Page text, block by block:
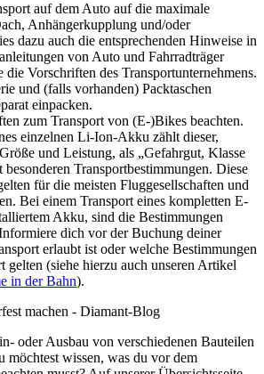
auf dem Auto auf die maximale
Anhängerkupplung und/oder
dazu auch die entsprechenden Hinweise in
von Auto und Fahrradträger
die Vorschriften des Transportunternehmens.
und (falls vorhanden) Packtaschen
einpacken.
zum Transport von (E-)Bikes beachten.
einzelnen Li-Ion-Akku zählt dieser,
und Leistung, als „Gefahrgut, Klasse
besonderen Transportbestimmungen. Diese
für die meisten Fluggesellschaften und
Bei einem Transport eines kompletten E-
Akku, sind die Bestimmungen
dich vor der Buchung deiner
erlaubt ist oder welche Bestimmungen
gelten (siehe hierzu auch unseren Artikel
in der Bahn).
oder Ausbau von verschiedenen Bauteilen
möchtest wissen, was du vor dem